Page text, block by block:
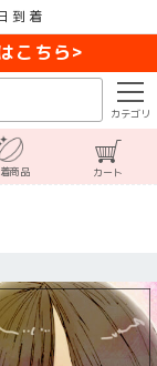
到着
こちら>
カテゴリ
商品 カート